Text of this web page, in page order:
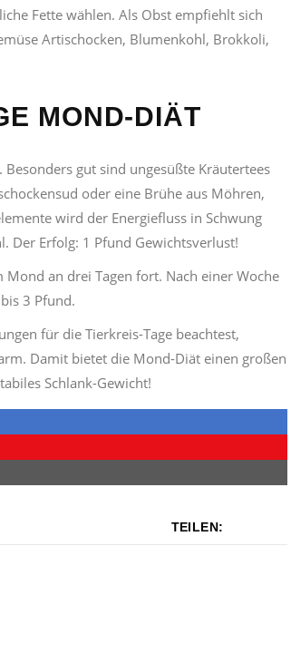
Fette wählen. Als Obst empfiehlt sich
Artischocken, Blumenkohl, Brokkoli,
MOND-DIÄT
gut sind ungesüßte Kräutertees
oder eine Brühe aus Möhren,
wird der Energiefluss in Schwung
Der Erfolg: 1 Pfund Gewichtsverlust!
an drei Tagen fort. Nach einer Woche
3 Pfund.
für die Tierkreis-Tage beachtest,
Damit bietet die Mond-Diät einen großen
Schlank-Gewicht!
TEILEN: